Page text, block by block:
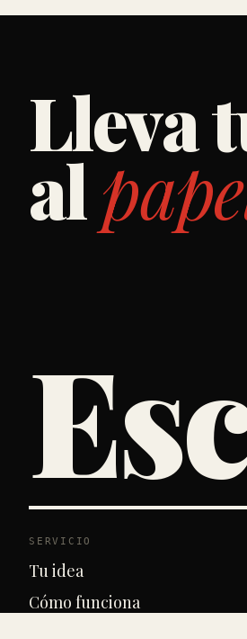
Lleva
al
SERVICIO
Tu idea
Cómo funciona